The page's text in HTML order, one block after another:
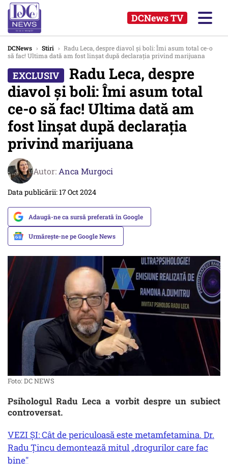
DCNews TV
DCNews › Stiri › Radu Leca, despre diavol și boli: Îmi asum total ce-o
să fac! Ultima dată am fost linșat după declarația privind marijuana
Radu Leca, despre
diavol și boli: Îmi asum total
ce-o să fac! Ultima dată am
fost linșat după declarația
privind marijuana
Autor: Anca Murgoci
Data publicării: 17 Oct 2024
Adaugă-ne ca sursă preferată în Google
Urmărește-ne pe Google News
Foto: DC NEWS
Psihologul Radu Leca a vorbit despre un subiect
controversat.
VEZI ȘI: Cât de periculoasă este metamfetamina. Dr.
Radu Ţincu demontează mitul „drogurilor care fac
bine"